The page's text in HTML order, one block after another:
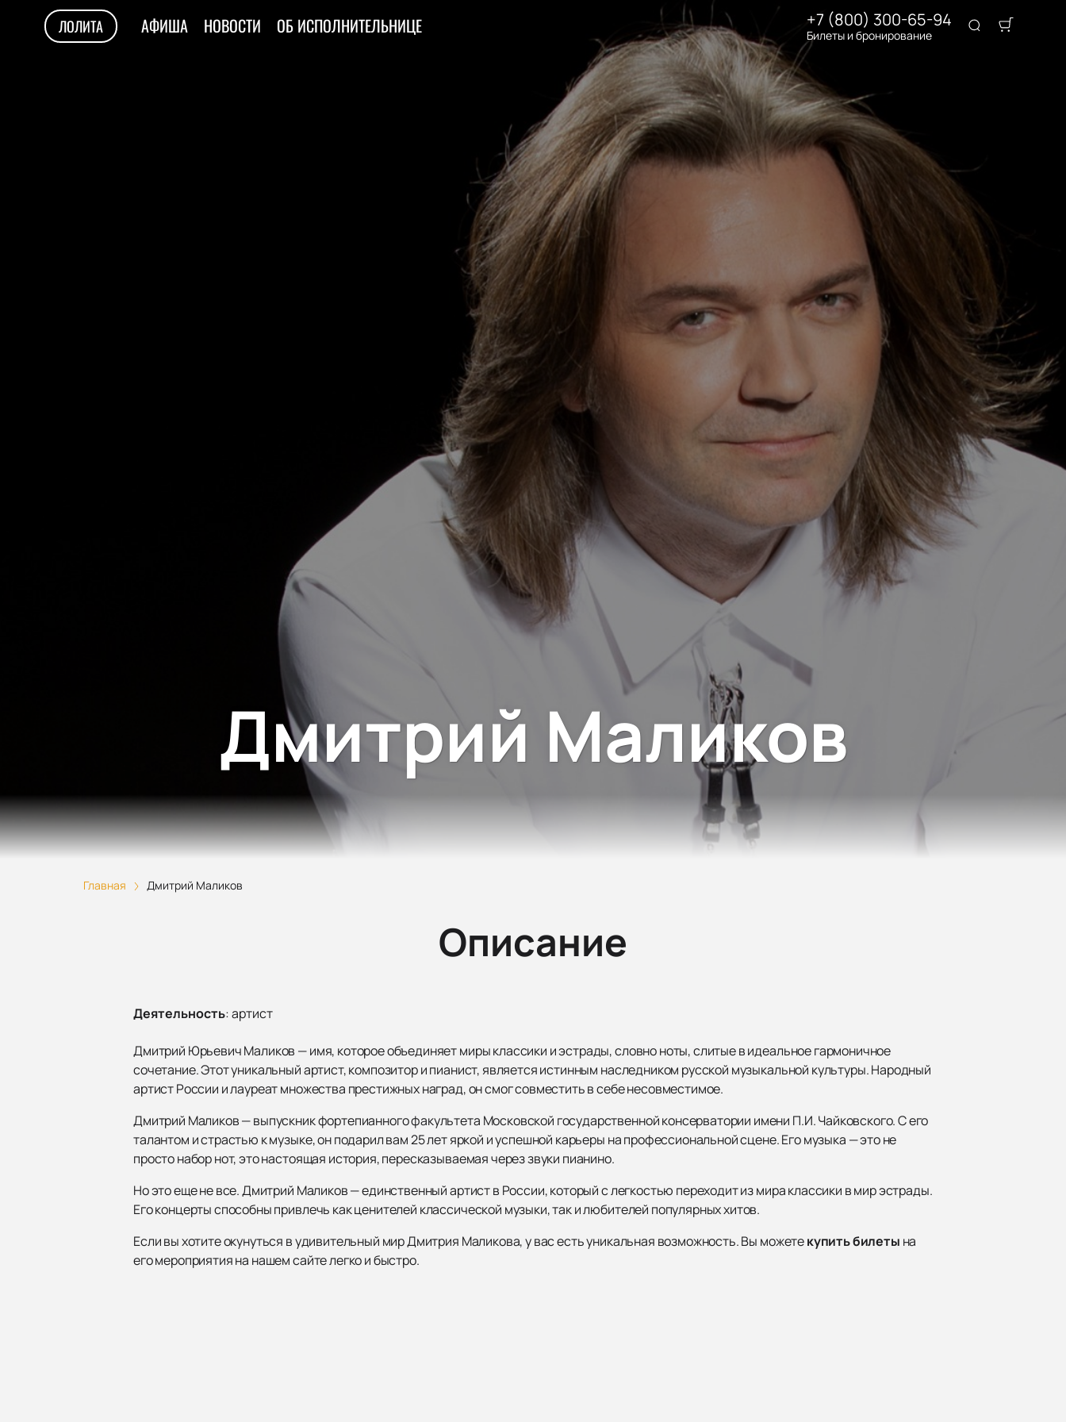
ЛОЛИТА АФИША НОВОСТИ ОБ ИСПОЛНИТЕЛЬНИЦЕ +7 (800) 300-65-94
Билеты и бронирование
Дмитрий Маликов
Главная Дмитрий Маликов
Описание
Деятельность:артист
Дмитрий Юрьевич Маликов — имя, которое объединяет миры классики и эстрады, словно ноты, слитые в идеальное гармоничное
сочетание. Этот уникальный артист, композитор и пианист, является истинным наследником русской музыкальной культуры. Народный
артист России и лауреат множества престижных наград, он смог совместить в себе несовместимое.
Дмитрий Маликов — выпускник фортепианного факультета Московской государственной консерватории имени П.И. Чайковского. С его
талантом и страстью к музыке, он подарил вам 25 лет яркой и успешной карьеры на профессиональной сцене. Его музыка — это не
просто набор нот, это настоящая история, пересказываемая через звуки пианино.
Но это еще не все. Дмитрий Маликов — единственный артист в России, который с легкостью переходит из мира классики в мир эстрады.
Его концерты способны привлечь как ценителей классической музыки, так и любителей популярных хитов.
Если вы хотите окунуться в удивительный мир Дмитрия Маликова, у вас есть уникальная возможность. Вы можетекупить билеты на
его мероприятия на нашем сайте легко и быстро.